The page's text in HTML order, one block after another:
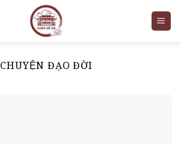
CHUYỆN ĐẠO ĐỜI